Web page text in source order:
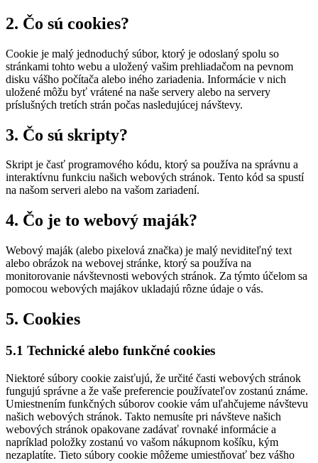
2. Čo sú cookies?
Cookie je malý jednoduchý súbor, ktorý je odoslaný spolu so
stránkami tohto webu a uložený vašim prehliadačom na pevnom
disku vášho počítača alebo iného zariadenia. Informácie v nich
uložené môžu byť vrátené na naše servery alebo na servery
príslušných tretích strán počas nasledujúcej návštevy.
3. Čo sú skripty?
Skript je časť programového kódu, ktorý sa používa na správnu a
interaktívnu funkciu našich webových stránok. Tento kód sa spustí
na našom serveri alebo na vašom zariadení.
4. Čo je to webový maják?
Webový maják (alebo pixelová značka) je malý neviditeľný text
alebo obrázok na webovej stránke, ktorý sa používa na
monitorovanie návštevnosti webových stránok. Za týmto účelom sa
pomocou webových majákov ukladajú rôzne údaje o vás.
5. Cookies
5.1 Technické alebo funkčné cookies
Niektoré súbory cookie zaisťujú, že určité časti webových stránok
fungujú správne a že vaše preferencie používateľov zostanú známe.
Umiestnením funkčných súborov cookie vám uľahčujeme návštevu
našich webových stránok. Takto nemusíte pri návšteve našich
webových stránok opakovane zadávať rovnaké informácie a
napríklad položky zostanú vo vašom nákupnom košíku, kým
nezaplatíte. Tieto súbory cookie môžeme umiestňovať bez vášho